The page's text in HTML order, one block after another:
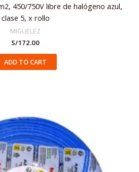
450/750V libre de halógeno azul,
clase 5, x rollo
MIGUELEZ
S/172.00
ADD TO CART